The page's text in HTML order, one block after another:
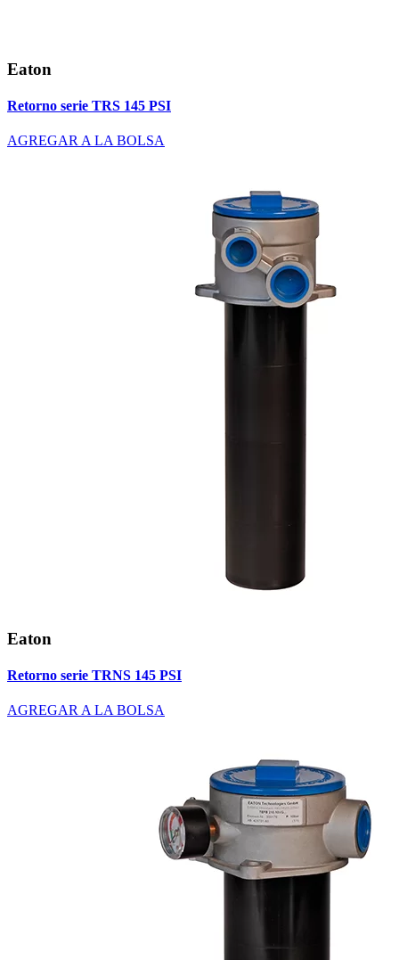
Eaton
Retorno serie TRS 145 PSI
AGREGAR A LA BOLSA
Eaton
Retorno serie TRNS 145 PSI
AGREGAR A LA BOLSA